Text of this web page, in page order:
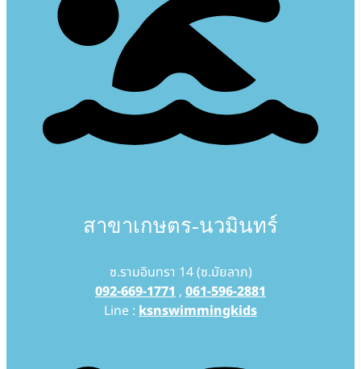
สาขาเกษตร-นวมินทร์
ซ.รามอินทรา 14 (ซ.มัยลาภ)
092-669-1771, 061-596-2881
Line : ksnswimmingkids